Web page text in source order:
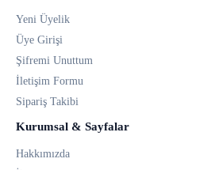
Yeni Üyelik
Üye Girişi
Şifremi Unuttum
İletişim Formu
Sipariş Takibi
Kurumsal & Sayfalar
Hakkımızda